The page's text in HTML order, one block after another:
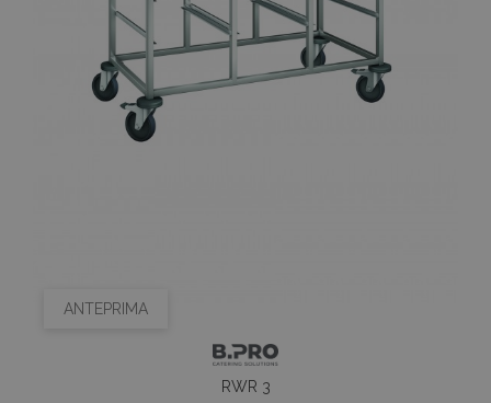
ANTEPRIMA
RWR 3